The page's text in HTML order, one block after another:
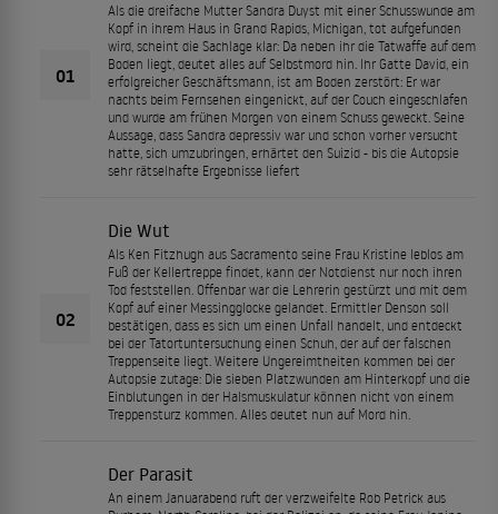
01
Als die dreifache Mutter Sandra Duyst mit einer Schusswunde am
Kopf in ihrem Haus in Grand Rapids, Michigan, tot aufgefunden
wird, scheint die Sachlage klar: Da neben ihr die Tatwaffe auf dem
Boden liegt, deutet alles auf Selbstmord hin. Ihr Gatte David, ein
erfolgreicher Geschäftsmann, ist am Boden zerstört: Er war
nachts beim Fernsehen eingenickt, auf der Couch eingeschlafen
und wurde am frühen Morgen von einem Schuss geweckt. Seine
Aussage, dass Sandra depressiv war und schon vorher versucht
hatte, sich umzubringen, erhärtet den Suizid - bis die Autopsie
sehr rätselhafte Ergebnisse liefert
02
Die Wut
Als Ken Fitzhugh aus Sacramento seine Frau Kristine leblos am
Fuß der Kellertreppe findet, kann der Notdienst nur noch ihren
Tod feststellen. Offenbar war die Lehrerin gestürzt und mit dem
Kopf auf einer Messingglocke gelandet. Ermittler Denson soll
bestätigen, dass es sich um einen Unfall handelt, und entdeckt
bei der Tatortuntersuchung einen Schuh, der auf der falschen
Treppenseite liegt. Weitere Ungereimtheiten kommen bei der
Autopsie zutage: Die sieben Platzwunden am Hinterkopf und die
Einblutungen in der Halsmuskulatur können nicht von einem
Treppensturz kommen. Alles deutet nun auf Mord hin.
Der Parasit
An einem Januarabend ruft der verzweifelte Rob Petrick aus